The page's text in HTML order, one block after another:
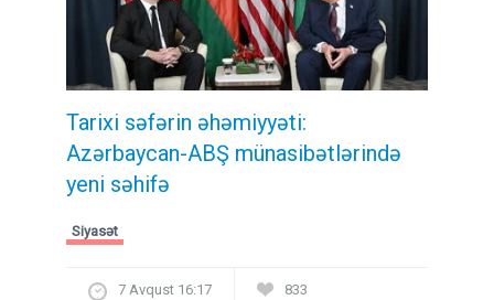
Tarixi səfərin əhəmiyyəti:
Azərbaycan-ABŞ münasibətlərində
yeni səhifə
Siyasət
7 Avqust 16:17 833